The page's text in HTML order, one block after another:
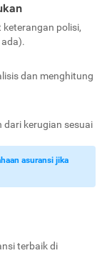
keterangan polisi,
dan menghitung
kerugian sesuai
asuransi jika
terbaik di